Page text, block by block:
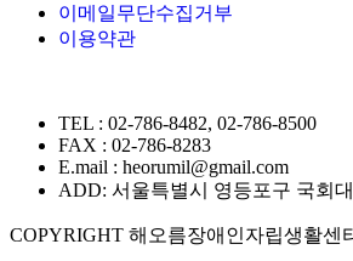
이메일무단수집거부
이용약관
TEL : 02-786-8482, 02-786-8500
FAX : 02-786-8283
E.mail : heorumil@gmail.com
ADD: 서울특별시 영등포구 국회
COPYRIGHT 해오름장애인자립생활센